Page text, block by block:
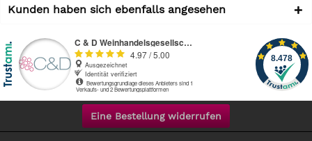
Kunden haben sich ebenfalls angesehen
Eine Bestellung widerrufen